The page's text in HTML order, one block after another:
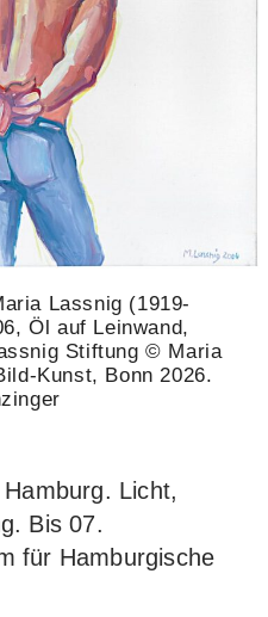
Lassnig (1919-
Öl auf Leinwand,
Stiftung © Maria
Kunst, Bonn 2026.
Licht,
Bis 07.
für Hamburgische